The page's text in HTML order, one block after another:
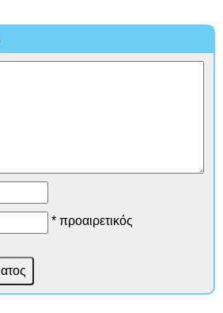
* προαιρετικός